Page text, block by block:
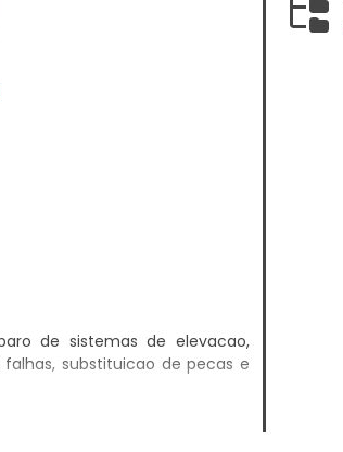
de sistemas de elevacao,
substituicao de pecas e